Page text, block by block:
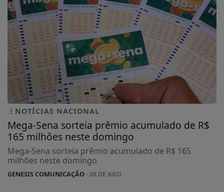
NOTÍCIAS NACIONAL
Mega-Sena sorteia prêmio acumulado de R$
165 milhões neste domingo
Mega-Sena sorteia prêmio acumulado de R$ 165
milhões neste domingo
GENESIS COMUNICAÇÃO- 08 DE AGO